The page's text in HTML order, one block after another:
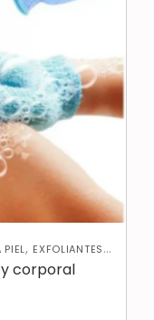
, EXFOLIANTES
,
SKIN CARE
corporal